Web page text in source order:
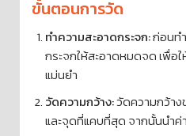
ขั้นตอนการวัด
ทำความสะอาดกระจก:ก่อนท
กระจกให้สะอาดหมดจด เพื่อ
แม่นยำ
วัดความกว้าง:วัดความกว้า
และจุดที่แคบที่สุด จากนั้นนำค่